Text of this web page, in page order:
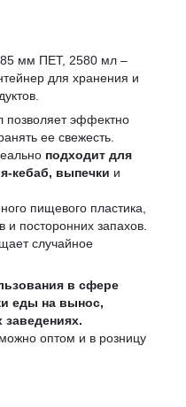
мм ПЕТ, 2580 мл –
для хранения и
позволяет эффектно
ее свежесть.
подходит для
кебаб, выпечки и
пищевого пластика,
и посторонних запахов.
случайное
в сфере
еды на вынос,
заведениях.
оптом и в розницу